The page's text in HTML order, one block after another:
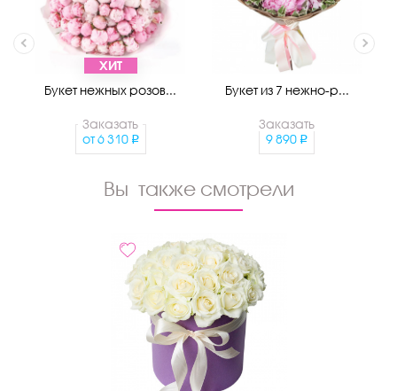
ХИТ
Букет нежных розов...
Заказать
от 6 310
Букет из 7 нежно-р...
Заказать
9 890
Вы также смотрели